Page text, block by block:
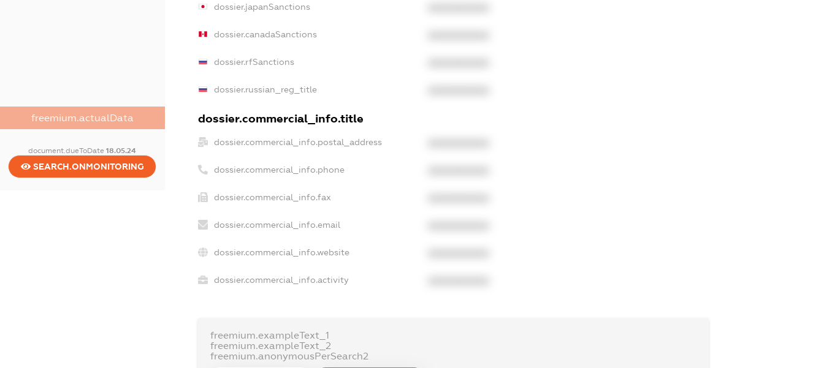
freemium.actualData
document.dueToDate18.05.24
SEARCH.ONMONITORING
dossier.japanSanctions
dossier.canadaSanctions
dossier.rfSanctions
dossier.russian_reg_title
dossier.commercial_info.title
dossier.commercial_info.postal_address
dossier.commercial_info.phone
dossier.commercial_info.fax
dossier.commercial_info.email
dossier.commercial_info.website
dossier.commercial_info.activity
freemium.exampleText_1
freemium.exampleText_2
freemium.anonymousPerSearch2